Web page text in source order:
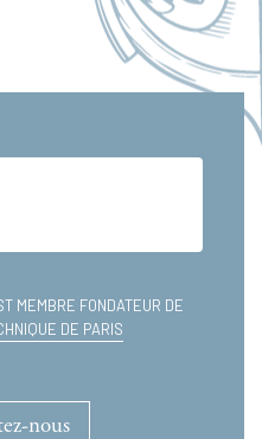
MEMBRE FONDATEUR DE
DE PARIS
nous